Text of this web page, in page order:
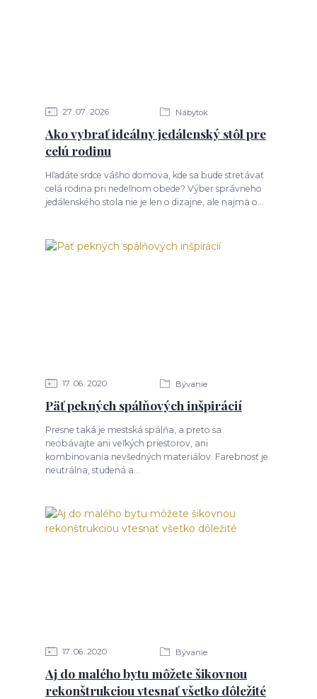
27 07 2026 Nábytok
Ako vybrať ideálny jedálenský stôl pre
celú rodinu
Hľadáte srdce vášho domova, kde sa bude stretávať
celá rodina pri nedeľnom obede? Výber správneho
jedálenského stola nie je len o dizajne, ale najmä o...
17 06 2020 Bývanie
Päť pekných spálňových inšpirácií
Presne taká je mestská spálňa, a preto sa
neobávajte ani veľkých priestorov, ani
kombinovania nevšedných materiálov. Farebnosť je
neutrálna, studená a...
17 06 2020 Bývanie
Aj do malého bytu môžete šikovnou
rekonštrukciou vtesnať všetko dôležité